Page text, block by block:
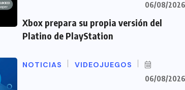
06/08/2026
Xbox prepara su propia versión del
Platino de PlayStation
NOTICIAS VIDEOJUEGOS
06/08/2026